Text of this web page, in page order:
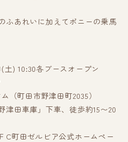
ふあれいに加えてポニーの乗馬
(土) 10:30各ブースオープン
（町田市野津田町2035）
津田車庫」下車、徒歩約15〜20
C町田ゼルビア公式ホームペー